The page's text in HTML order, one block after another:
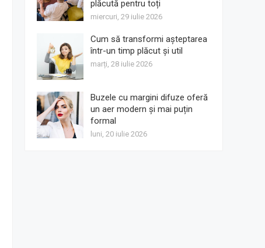
plăcută pentru toți
miercuri, 29 iulie 2026
Cum să transformi așteptarea
într-un timp plăcut și util
marți, 28 iulie 2026
Buzele cu margini difuze oferă
un aer modern și mai puțin
formal
luni, 20 iulie 2026